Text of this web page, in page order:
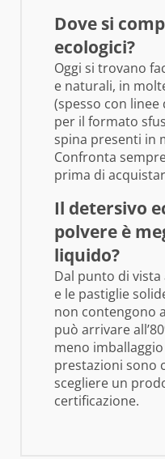
Dove si
ecologici?
Oggi si trovano
e naturali, in
(spesso con
per il formato
spina presenti in
Confronta
prima di
Il detersivo
polvere è
liquido?
Dal punto di
e le pastiglie
non contengono
può arrivare
meno
prestazioni sono
scegliere un
certificazione.